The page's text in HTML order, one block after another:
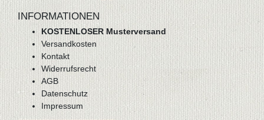
INFORMATIONEN
KOSTENLOSER Musterversand
Versandkosten
Kontakt
Widerrufsrecht
AGB
Datenschutz
Impressum